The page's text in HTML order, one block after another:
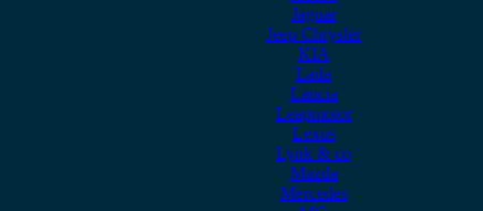
Jaguar
Jeep Chrysler
KIA
Lada
Lancia
Leapmotor
Lexus
Lynk & co
Mazda
Mercedes